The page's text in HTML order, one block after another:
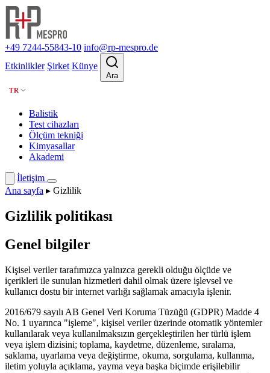
+49 7244-55843-10 info@rp-mespro.de
Etkinlikler Şirket Künye
Ara
TR
Balistik
Test cihazları
Ölçüm tekniği
Kimyasallar
Akademi
İletişim
Ana sayfa ▸ Gizlilik
Gizlilik politikası
Genel bilgiler
Kişisel veriler tarafımızca yalnızca gerekli olduğu ölçüde ve
içerikleri ile sunulan hizmetleri dahil olmak üzere işlevsel ve
kullanıcı dostu bir internet varlığı sağlamak amacıyla işlenir.
2016/679 sayılı AB Genel Veri Koruma Tüzüğü (GDPR) Madde 4
No. 1 uyarınca "işleme", kişisel veriler üzerinde otomatik yöntemler
kullanılarak veya kullanılmaksızın gerçekleştirilen her türlü işlem
veya işlem dizisini; toplama, kaydetme, düzenleme, sıralama,
saklama, uyarlama veya değiştirme, okuma, sorgulama, kullanma,
iletim yoluyla açıklama, yayma veya başka biçimde erişilebilir